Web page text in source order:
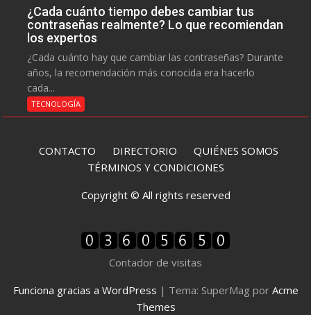
¿Cada cuánto tiempo debes cambiar tus
contraseñas realmente? Lo que recomiendan
los expertos
¿Cada cuánto hay que cambiar las contraseñas? Durante
años, la recomendación más conocida era hacerlo
cada...
TECNOLOGÍA
CONTACTO DIRECTORIO QUIÉNES SOMOS
TÉRMINOS Y CONDICIONES
Copyright © All rights reserved
Contador de visitas
Funciona gracias a WordPress | Tema: SuperMag por Acme
Themes